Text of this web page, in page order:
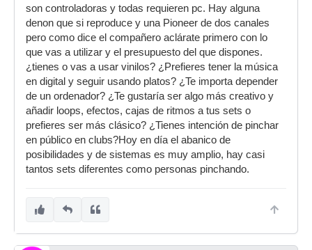
son controladoras y todas requieren pc. Hay alguna
denon que si reproduce y una Pioneer de dos canales
pero como dice el compañero aclárate primero con lo
que vas a utilizar y el presupuesto del que dispones.
¿tienes o vas a usar vinilos? ¿Prefieres tener la música
en digital y seguir usando platos? ¿Te importa depender
de un ordenador? ¿Te gustaría ser algo más creativo y
añadir loops, efectos, cajas de ritmos a tus sets o
prefieres ser más clásico? ¿Tienes intención de pinchar
en público en clubs?Hoy en día el abanico de
posibilidades y de sistemas es muy amplio, hay casi
tantos sets diferentes como personas pinchando.